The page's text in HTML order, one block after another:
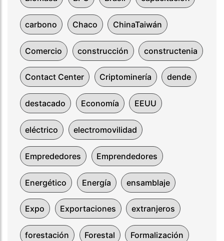
carbono Chaco ChinaTaiwán
Comercio construcción constructenia
Contact Center Criptominería dende
destacado Economía EEUU
eléctrico electromovilidad
Emprededores Emprendedores
Energético Energía ensamblaje
Expo Exportaciones extranjeros
forestación Forestal Formalización